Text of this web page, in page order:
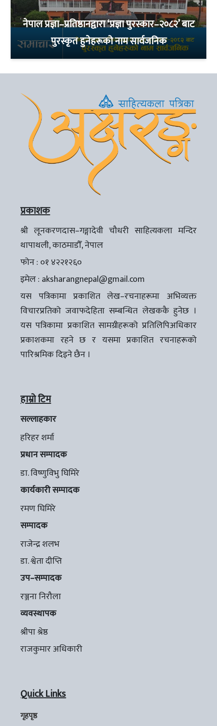
नेपाल प्रज्ञा–प्रतिष्ठानद्वारा ‘प्रज्ञा पुरस्कार–२०८२’ बाट
पुरस्कृत हुनेहरूको नाम सार्वजनिक
प्रकाशक
श्री लूनकरणदास–गङ्गादेवी चौधरी साहित्यकला मन्दिर
थापाथली, काठमाडौँ, नेपाल
फोन : ०१ ४२२१२६०
इमेल : aksharangnepal@gmail.com
यस पत्रिकामा प्रकाशित लेख–रचनाहरूमा अभिव्यक्त
विचारप्रतिको जवाफदेहिता सम्बन्धित लेखककै हुनेछ ।
यस पत्रिकामा प्रकाशित सामग्रीहरूको प्रतिलिपिअधिकार
प्रकाशकमा रहने छ र यसमा प्रकाशित रचनाहरूको
पारिश्रमिक दिइने छैन ।
हाम्रो टिम
सल्लाहकार
हरिहर शर्मा
प्रधान सम्पादक
डा. विष्णुविभु घिमिरे
कार्यकारी सम्पादक
रमण घिमिरे
सम्पादक
राजेन्द्र शलभ
डा. श्वेता दीप्ति
उप–सम्पादक
रञ्जना निरौला
व्यवस्थापक
श्रीपा श्रेष्ठ
राजकुमार अधिकारी
Quick Links
गृहपृष्ठ